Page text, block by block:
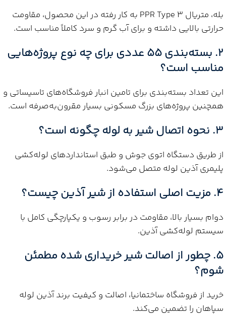
بله، متریال PPR Type 3 به کار رفته در این محصول، مقاومت
حرارتی بالایی داشته و برای آب گرم و سرد کاملاً مناسب است.
2. بسته‌بندی 55 عددی برای چه نوع پروژه‌هایی
مناسب است؟
این تعداد بسته‌بندی برای تامین انبار فروشگاه‌های تاسیساتی و
همچنین پروژه‌های بزرگ مسکونی بسیار مقرون‌به‌صرفه است.
3. نحوه اتصال شیر به لوله چگونه است؟
از طریق دستگاه اتوی جوش و طبق استانداردهای لوله‌کشی
پلیمری آذین لوله متصل می‌شود.
4. مزیت اصلی استفاده از شیر آذین چیست؟
دوام بسیار بالا، مقاومت در برابر رسوب و یکپارچگی کامل با
سیستم لوله‌کشی آذین.
5. چطور از اصالت شیر خریداری شده مطمئن
شوم؟
خرید از فروشگاه ساختمانیا، اصالت و کیفیت برند آذین لوله
سپاهان را تضمین می‌کند.